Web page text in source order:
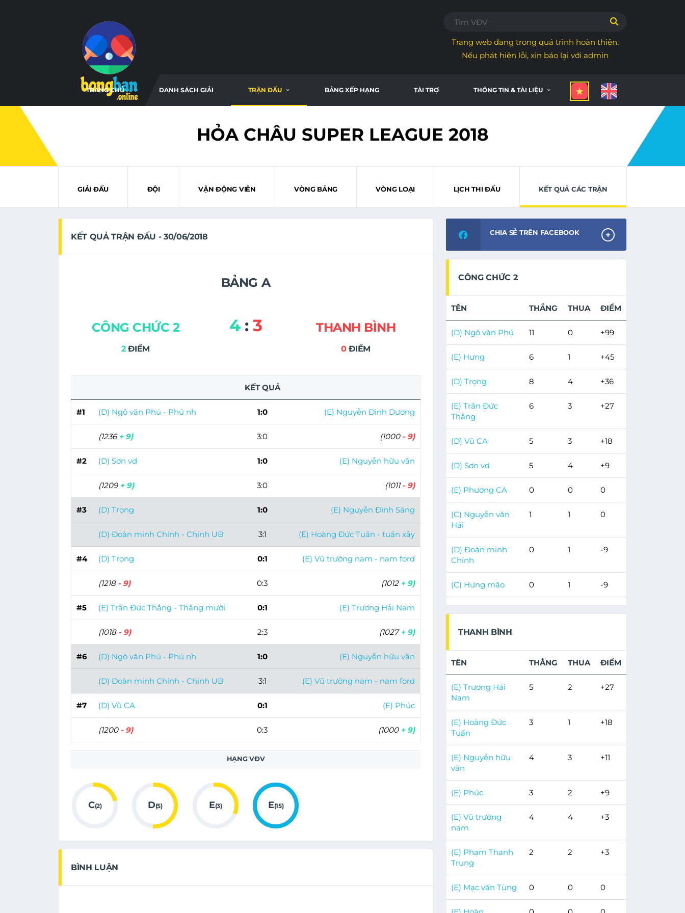
Trang web đang trong quá trình hoàn thiện.
Nếu phát hiện lỗi, xin báo lại với admin
TRANG CHỦ DANH SÁCH GIẢI TRẬN ĐẤU BẢNG XẾP HẠNG TÀI TRỢ THÔNG TIN & TÀI LIỆU
HỎA CHÂU SUPER LEAGUE 2018
GIẢI ĐẤU ĐỘI VẬN ĐỘNG VIÊN VÒNG BẢNG VÒNG LOẠI LỊCH THI ĐẤU KẾT QUẢ CÁC TRẬN
KẾT QUẢ TRẬN ĐẤU - 30/06/2018
BẢNG A
CÔNG CHỨC 2
2ĐIỂM
4: 3 THANH BÌNH
0ĐIỂM
KẾT QUẢ
#1 (D) Ngô văn Phú - Phú nh 1:0 (E) Nguyễn Đình Dương
(1236 + 9) 3:0 (1000 - 9)
#2 (D) Sơn vd 1:0 (E) Nguyễn hữu văn
(1209 + 9) 3:0 (1011- 9)
#3 (D) Trọng 1:0 (E) Nguyễn Đình Sáng
(D) Đoàn minh Chính - Chính UB 3:1 (E) Hoàng Đức Tuấn - tuấn xây
#4 (D) Trọng 0:1 (E) Vũ trường nam - nam ford
(1218 - 9) 0:3 (1012 + 9)
#5 (E) Trần Đức Thắng - Thắng mười 0:1 (E) Trương Hải Nam
(1018 - 9) 2:3 (1027 + 9)
#6 (D) Ngô văn Phú - Phú nh 1:0 (E) Nguyễn hữu văn
(D) Đoàn minh Chính - Chính UB 3:1 (E) Vũ trường nam - nam ford
#7 (D) Vũ CA 0:1 (E) Phúc
(1200 - 9) 0:3 (1000 + 9)
HẠNG VĐV
C(2) D(5) E(3) E(15)
BÌNH LUẬN
CHIA SẺ TRÊN FACEBOOK
CÔNG CHỨC 2
TÊN THẮNG THUA ĐIỂM
(D) Ngô văn Phú 11 0 +99
(E) Hưng 6 1 +45
(D) Trọng 8 4 +36
(E) Trần Đức
Thắng
6 3 +27
(D) Vũ CA 5 3 +18
(D) Sơn vd 5 4 +9
(E) Phương CA 0 0 0
(C) Nguyễn văn
Hải
1 1 0
(D) Đoàn minh
Chính
0 1 -9
(C) Hưng mão 0 1 -9
THANH BÌNH
TÊN THẮNG THUA ĐIỂM
(E) Trương Hải
Nam
5 2 +27
(E) Hoàng Đức
Tuấn
3 1 +18
(E) Nguyễn hữu
văn
4 3 +11
(E) Phúc 3 2 +9
(E) Vũ trường
nam
4 4 +3
(E) Phạm Thanh
Trung
2 2 +3
(E) Mạc văn Tùng 0 0 0